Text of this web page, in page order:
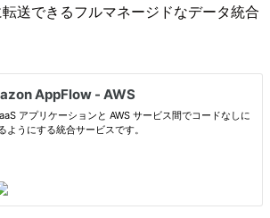
送できるフルマネージドなデータ統合